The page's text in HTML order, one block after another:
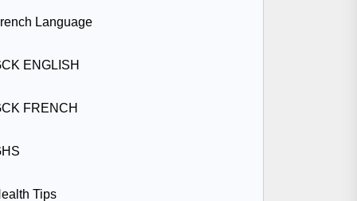
Language
ENGLISH
FRENCH
Tips